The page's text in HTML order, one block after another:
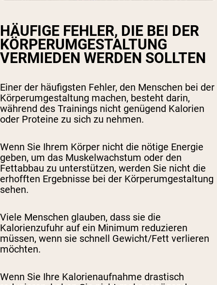
HÄUFIGE FEHLER, DIE BEI DER
KÖRPERUMGESTALTUNG
VERMIEDEN WERDEN SOLLTEN
Einer der häufigsten Fehler, den Menschen bei der
Körperumgestaltung machen, besteht darin,
während des Trainings nicht genügend Kalorien
oder Proteine ​​zu sich zu nehmen.
Wenn Sie Ihrem Körper nicht die nötige Energie
geben, um das Muskelwachstum oder den
Fettabbau zu unterstützen, werden Sie nicht die
erhofften Ergebnisse bei der Körperumgestaltung
sehen.
Viele Menschen glauben, dass sie die
Kalorienzufuhr auf ein Minimum reduzieren
müssen, wenn sie schnell Gewicht/Fett verlieren
möchten.
Wenn Sie Ihre Kalorienaufnahme drastisch